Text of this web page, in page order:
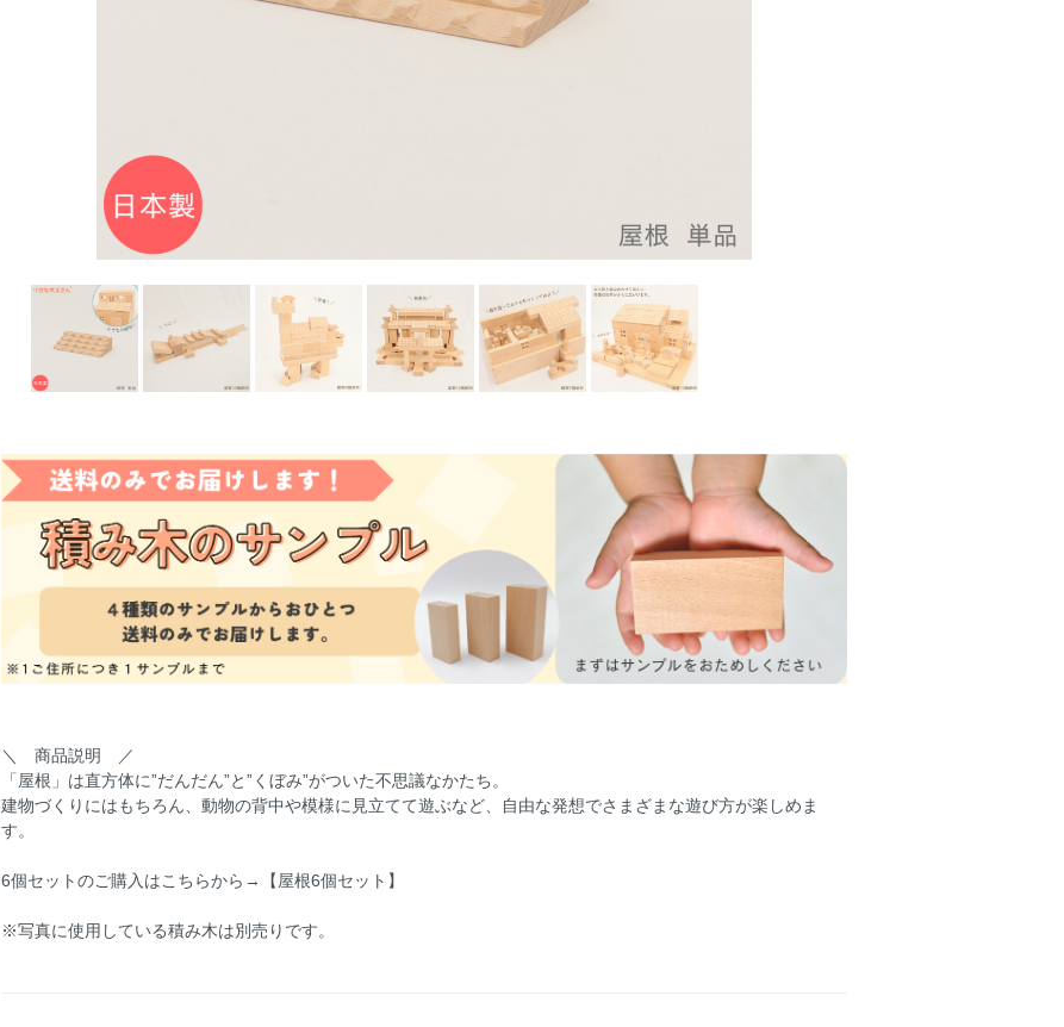
＼ 商品説明 ／
「屋根」は直方体に”だんだん”と”くぼみ”がついた不思議なかたち。
建物づくりにはもちろん、動物の背中や模様に見立てて遊ぶなど、自由な発想でさまざまな遊び方が楽しめま
す。
6個セットのご購入はこちらから→ 【屋根6個セット】
※写真に使用している積み木は別売りです。